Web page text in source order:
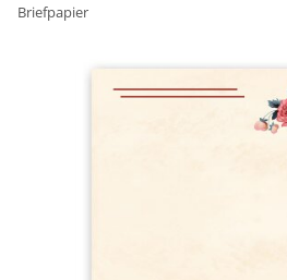
Briefpapier